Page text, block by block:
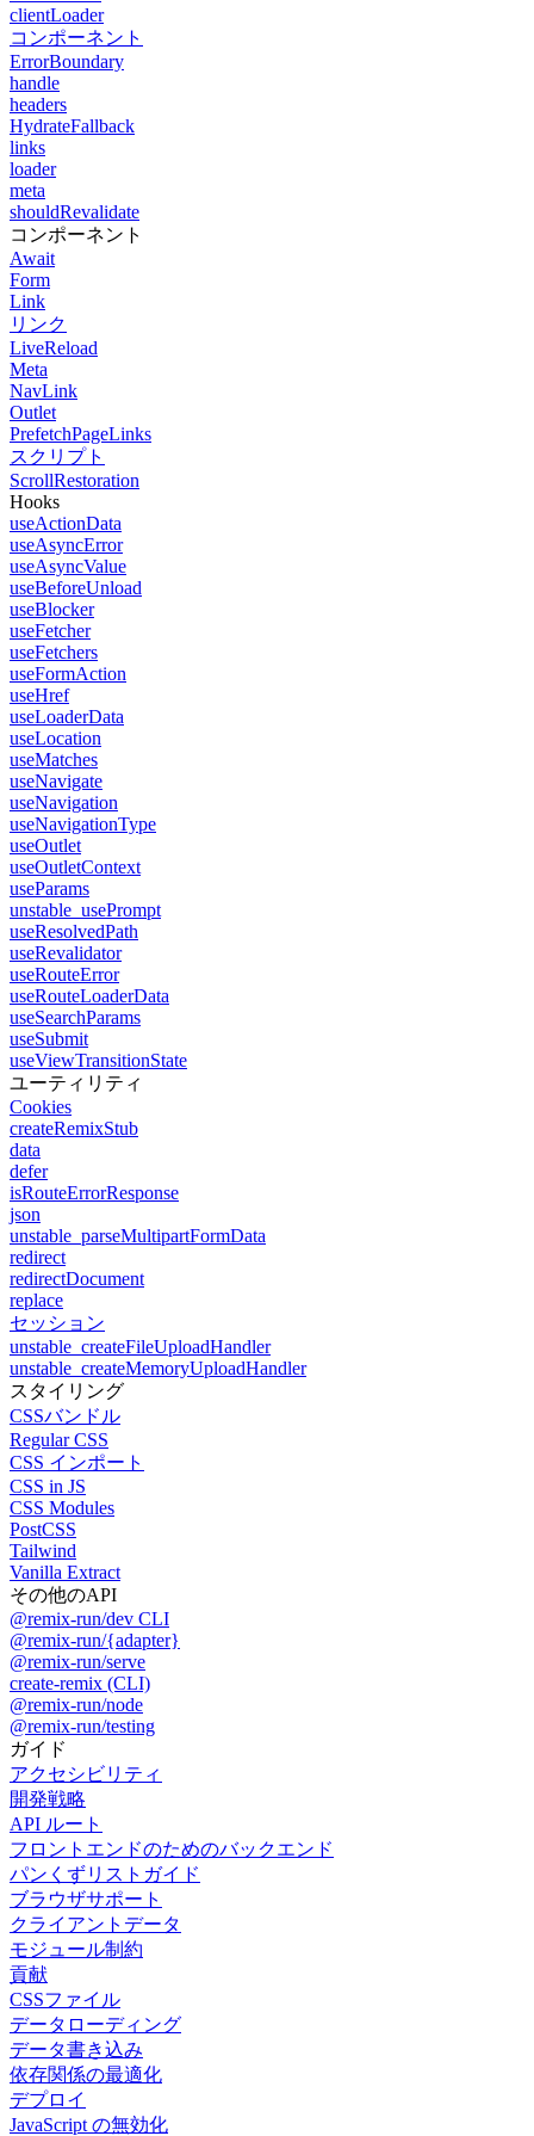
clientLoader
コンポーネント
ErrorBoundary
handle
headers
HydrateFallback
links
loader
meta
shouldRevalidate
コンポーネント
Await
Form
Link
リンク
LiveReload
Meta
NavLink
Outlet
PrefetchPageLinks
スクリプト
ScrollRestoration
Hooks
useActionData
useAsyncError
useAsyncValue
useBeforeUnload
useBlocker
useFetcher
useFetchers
useFormAction
useHref
useLoaderData
useLocation
useMatches
useNavigate
useNavigation
useNavigationType
useOutlet
useOutletContext
useParams
unstable_usePrompt
useResolvedPath
useRevalidator
useRouteError
useRouteLoaderData
useSearchParams
useSubmit
useViewTransitionState
ユーティリティ
Cookies
createRemixStub
data
defer
isRouteErrorResponse
json
unstable_parseMultipartFormData
redirect
redirectDocument
replace
セッション
unstable_createFileUploadHandler
unstable_createMemoryUploadHandler
スタイリング
CSSバンドル
Regular CSS
CSS インポート
CSS in JS
CSS Modules
PostCSS
Tailwind
Vanilla Extract
その他のAPI
@remix-run/dev CLI
@remix-run/{adapter}
@remix-run/serve
create-remix (CLI)
@remix-run/node
@remix-run/testing
ガイド
アクセシビリティ
開発戦略
API ルート
フロントエンドのためのバックエンド
パンくずリストガイド
ブラウザサポート
クライアントデータ
モジュール制約
貢献
CSSファイル
データローディング
データ書き込み
依存関係の最適化
デプロイ
JavaScript の無効化